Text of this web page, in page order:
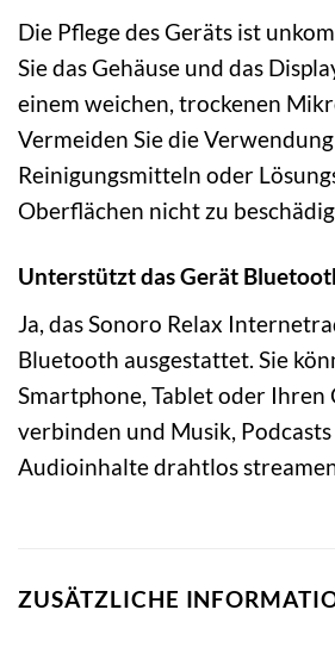
Die Pflege des Geräts ist
Sie das Gehäuse und das
einem weichen, trockenen
Vermeiden Sie die
Reinigungsmitteln oder
Oberflächen nicht zu
Unterstützt das Gerät
Ja, das Sonoro Relax
Bluetooth ausgestattet. Sie
Smartphone, Tablet oder Ihren
verbinden und Musik,
Audioinhalte drahtlos
ZUSÄTZLICHE